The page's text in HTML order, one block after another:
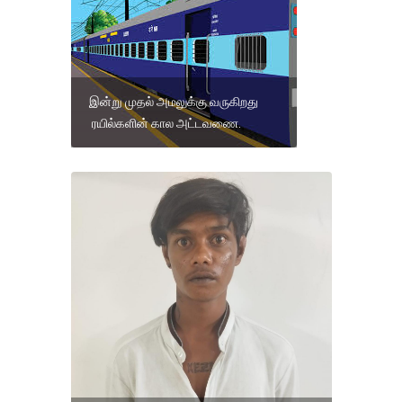
இன்று முதல் அமலுக்கு வருகிறது
ரயில்களின் கால அட்டவணை.